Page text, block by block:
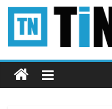
Passer
contenu
Le